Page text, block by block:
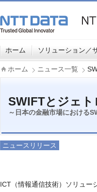
ホーム ソリューション／
ホーム ニュース一覧
SWIFTとジェ
～日本の金融市場における
ニュースリリース
ICT（情報通信技術）ソリュー